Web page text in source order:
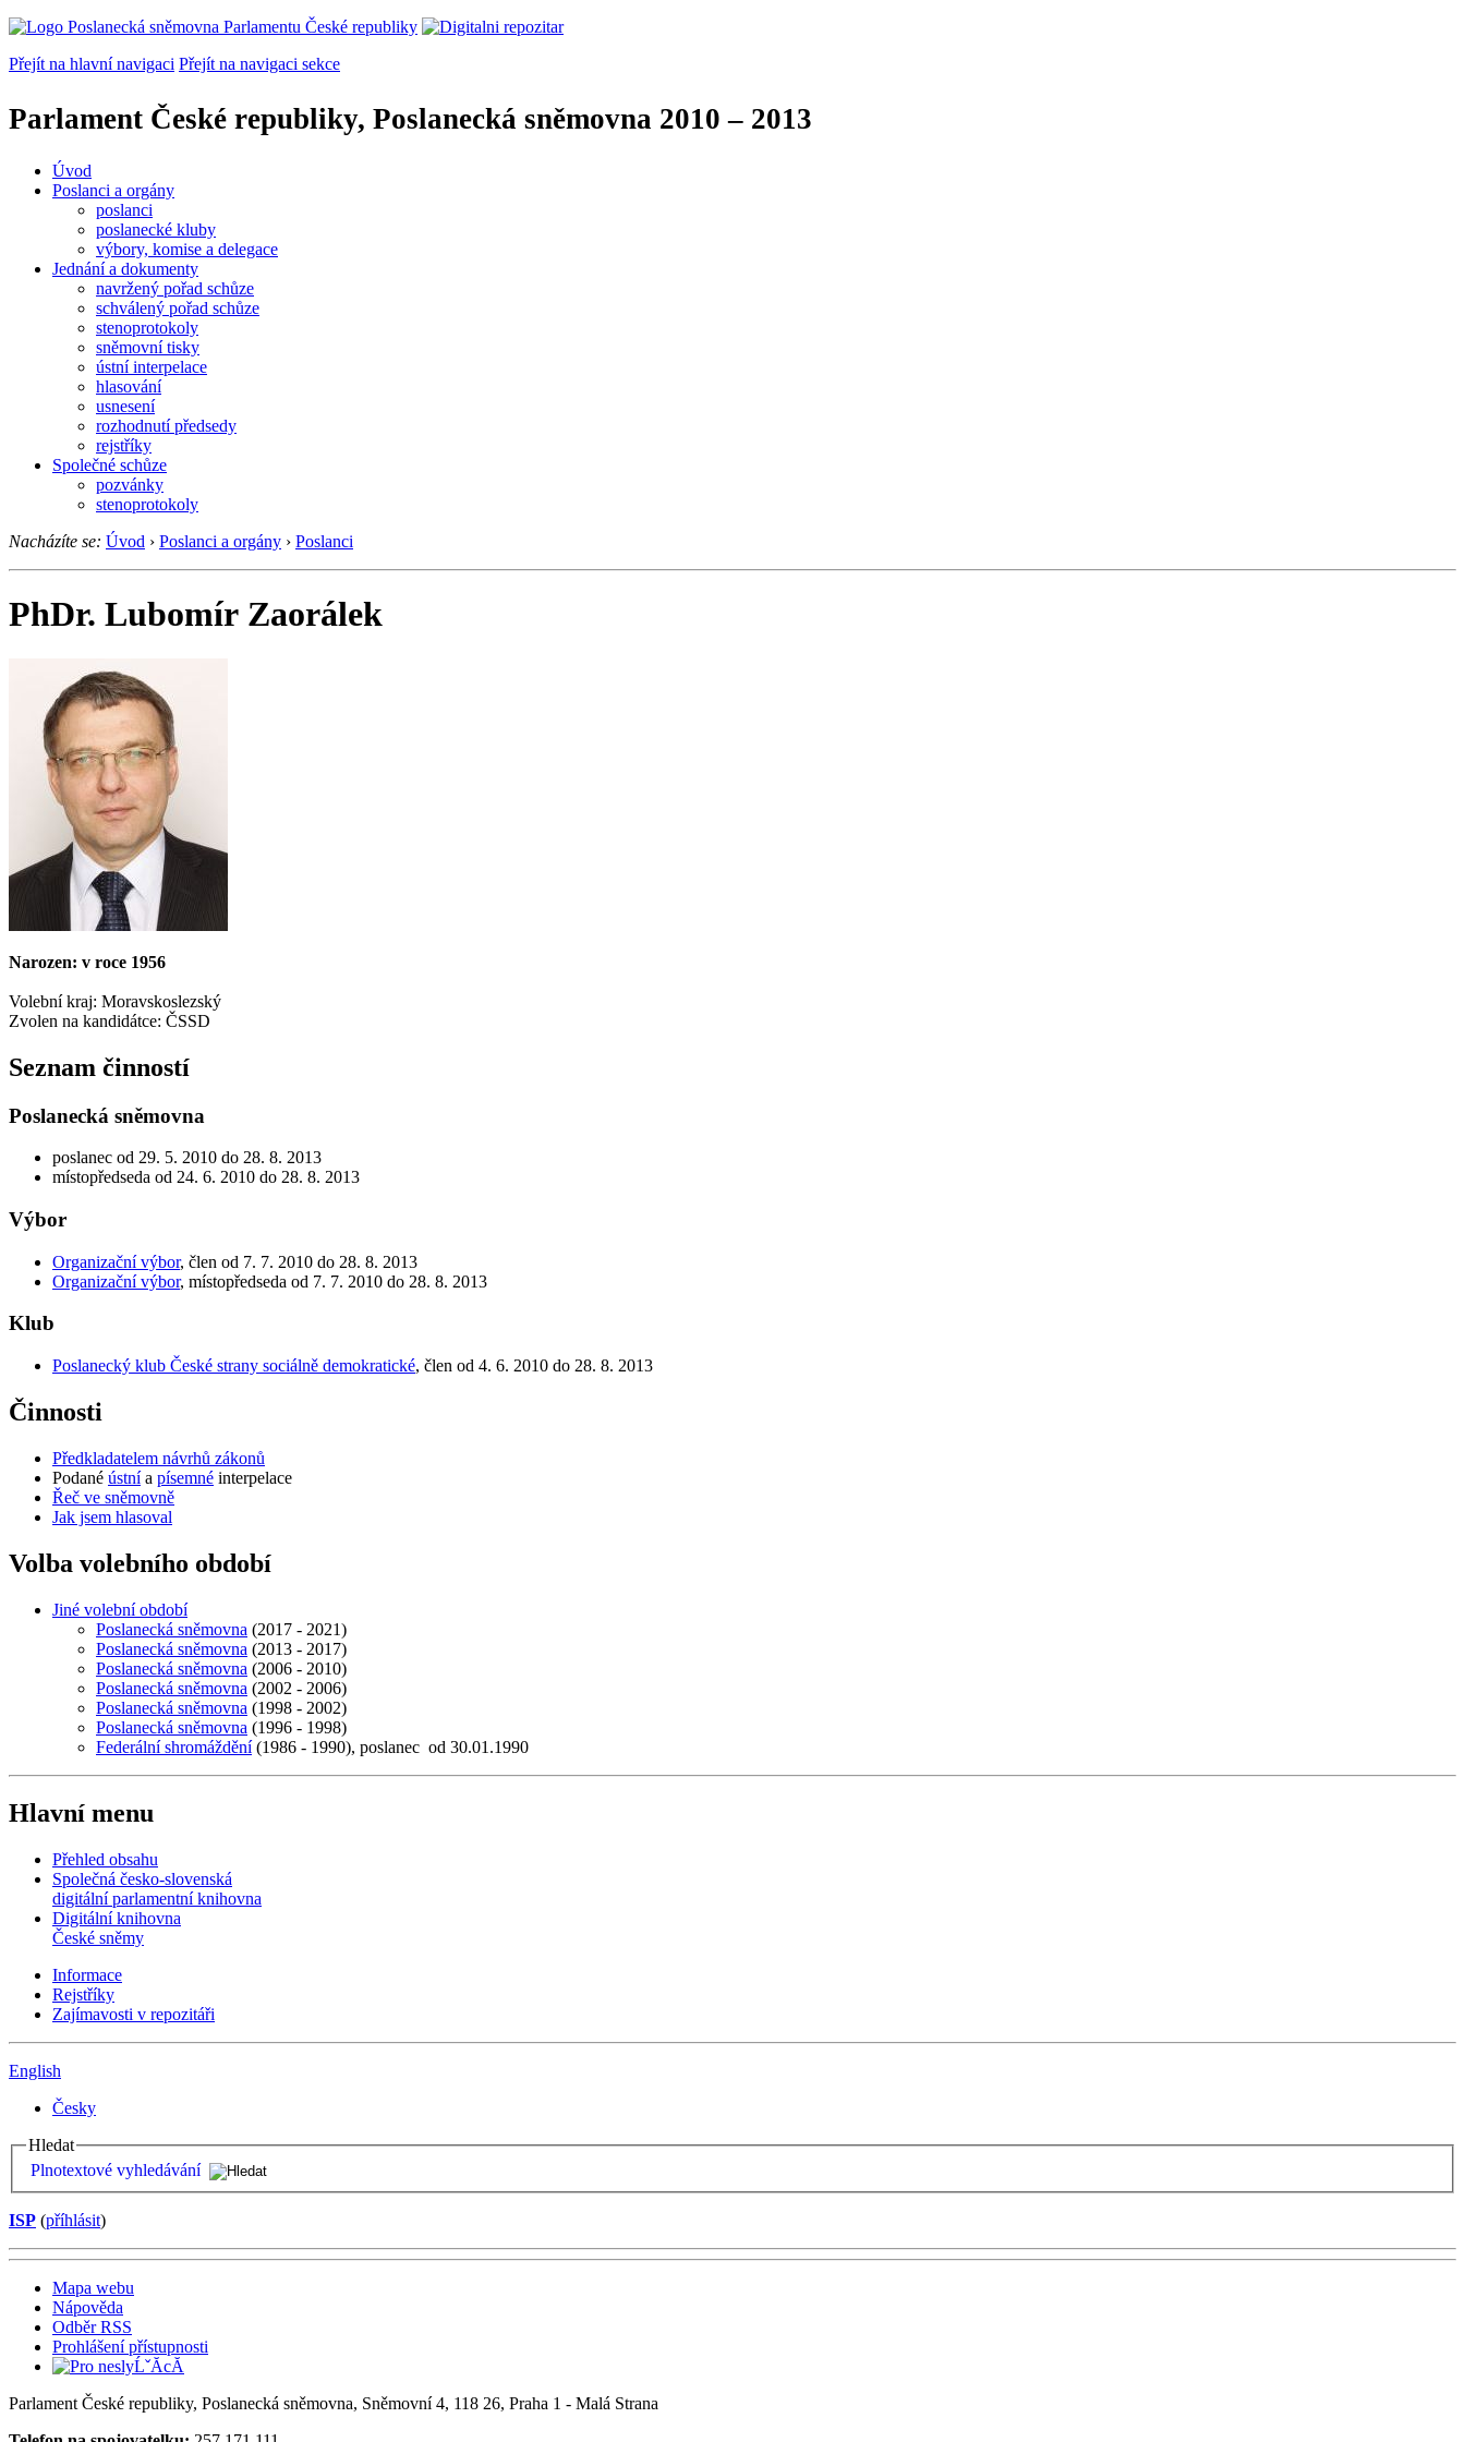
Přejít na hlavní navigaci Přejít na navigaci sekce
Parlament České republiky, Poslanecká sněmovna 2010 – 2013
Úvod
Poslanci a orgány
poslanci
poslanecké kluby
výbory, komise a delegace
Jednání a dokumenty
navržený pořad schůze
schválený pořad schůze
stenoprotokoly
sněmovní tisky
ústní interpelace
hlasování
usnesení
rozhodnutí předsedy
rejstříky
Společné schůze
pozvánky
stenoprotokoly
Nacházíte se: Úvod › Poslanci a orgány › Poslanci
PhDr. Lubomír Zaorálek
Narozen: v roce 1956
Volební kraj: Moravskoslezský
Zvolen na kandidátce: ČSSD
Seznam činností
Poslanecká sněmovna
poslanec od 29. 5. 2010 do 28. 8. 2013
místopředseda od 24. 6. 2010 do 28. 8. 2013
Výbor
Organizační výbor, člen od 7. 7. 2010 do 28. 8. 2013
Organizační výbor, místopředseda od 7. 7. 2010 do 28. 8. 2013
Klub
Poslanecký klub České strany sociálně demokratické, člen od 4. 6. 2010 do 28. 8. 2013
Činnosti
Předkladatelem návrhů zákonů
Podané ústnía písemné interpelace
Řeč ve sněmovně
Jak jsem hlasoval
Volba volebního období
Jiné volební období
Poslanecká sněmovna (2017 - 2021)
Poslanecká sněmovna (2013 - 2017)
Poslanecká sněmovna (2006 - 2010)
Poslanecká sněmovna (2002 - 2006)
Poslanecká sněmovna (1998 - 2002)
Poslanecká sněmovna (1996 - 1998)
Federální shromáždění(1986 - 1990), poslanec od 30.01.1990
Hlavní menu
Přehled obsahu
Společná česko-slovenská
digitální parlamentní knihovna
Digitální knihovna
České sněmy
Informace
Rejstříky
Zajímavosti v repozitáři
English
Česky
Hledat
Plnotextové vyhledávání
ISP (příhlásit)
Mapa webu
Nápověda
Odběr RSS
Prohlášení přístupnosti
Parlament České republiky, Poslanecká sněmovna, Sněmovní 4, 118 26, Praha 1 - Malá Strana